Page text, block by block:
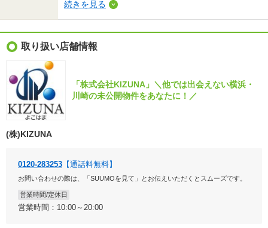
続きを見る
取り扱い店舗情報
「株式会社KIZUNA」＼他では出会えない横浜・
川崎の未公開物件をあなたに！／
(株)KIZUNA
0120-283253 【通話料無料】
お問い合わせの際は、「SUUMOを見て」とお伝えいただくとスムーズです。
営業時間/定休日
営業時間：10:00～20:00